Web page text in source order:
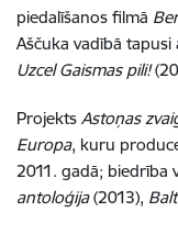
piedalīšanos filmā
Aščuka vadībā
Uzcel Gaismas pili!
Projekts Astoņas
Europa, kuru
2011. gadā; biedrība
antoloģija(2013),